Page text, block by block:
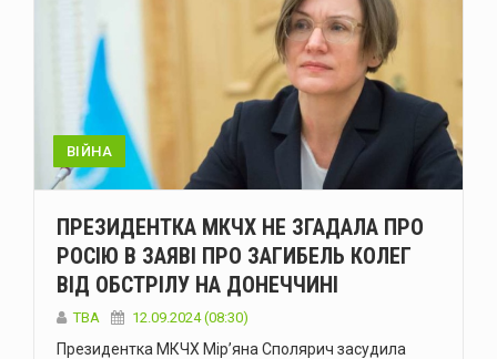
ВІЙНА
ПРЕЗИДЕНТКА МКЧХ НЕ ЗГАДАЛА ПРО
РОСІЮ В ЗАЯВІ ПРО ЗАГИБЕЛЬ КОЛЕГ
ВІД ОБСТРІЛУ НА ДОНЕЧЧИНІ
ТВА 12.09.2024 (08:30)
Президентка МКЧХ Мір’яна Сполярич засудила